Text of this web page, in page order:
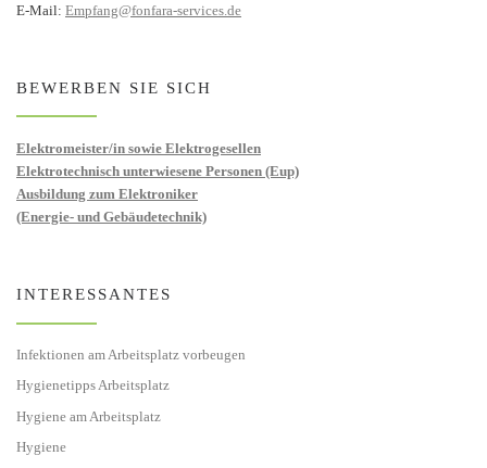
E-Mail: Empfang@fonfara-services.de
BEWERBEN SIE SICH
Elektromeister/in sowie Elektrogesellen
Elektrotechnisch unterwiesene Personen (Eup)
Ausbildung zum Elektroniker
(Energie- und Gebäudetechnik)
INTERESSANTES
Infektionen am Arbeitsplatz vorbeugen
Hygienetipps Arbeitsplatz
Hygiene am Arbeitsplatz
Hygiene